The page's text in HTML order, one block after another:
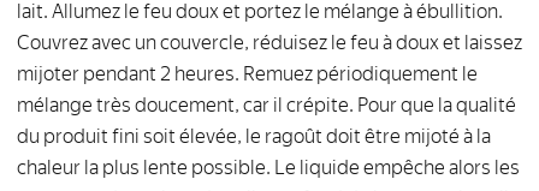
lait. Allumez le feu doux et portez le mélange à ébullition.
Couvrez avec un couvercle, réduisez le feu à doux et laissez
mijoter pendant 2 heures. Remuez périodiquement le
mélange très doucement, car il crépite. Pour que la qualité
du produit fini soit élevée, le ragoût doit être mijoté à la
chaleur la plus lente possible. Le liquide empêche alors les